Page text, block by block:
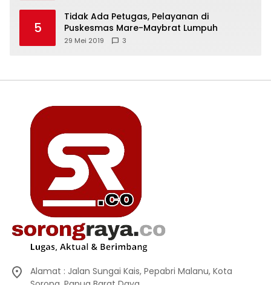
5
Tidak Ada Petugas, Pelayanan di
Puskesmas Mare-Maybrat Lumpuh
29 Mei 2019 3
Alamat : Jalan Sungai Kais, Pepabri Malanu, Kota